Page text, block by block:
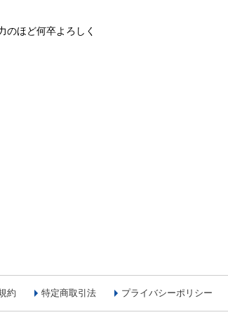
のほど何卒よろしく
約 特定商取引法 プライバシーポリシー